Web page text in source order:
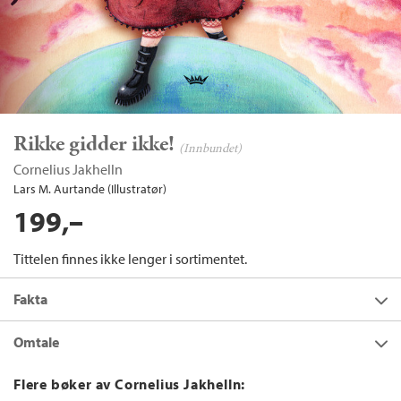
Rikke gidder ikke! (Innbundet)
Cornelius Jakhelln
Lars M. Aurtande (Illustratør)
199,–
Tittelen finnes ikke lenger i sortimentet.
Fakta
Forfatter:
Innbinding: Innbundet
Omtale
storebroren Simen er alltid slem og dum.
Flere bøker av Cornelius Jakhelln: